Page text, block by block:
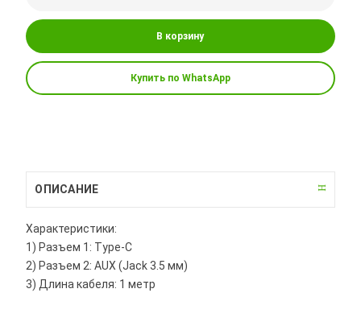
В корзину
Купить по WhatsApp
ОПИСАНИЕ
Характеристики:
1) Разъем 1: Type-C
2) Разъем 2: AUX (Jack 3.5 мм)
3) Длина кабеля: 1 метр